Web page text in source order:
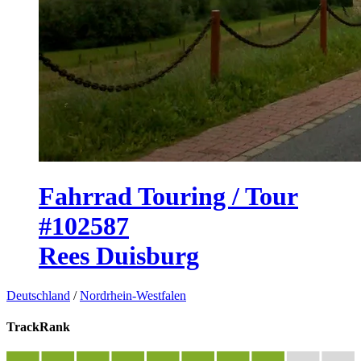
Fahrrad Touring / Tour
#102587
Rees Duisburg
Deutschland /Nordrhein-Westfalen
TrackRank